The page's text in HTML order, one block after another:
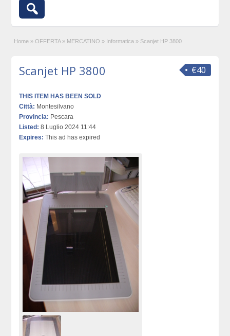
Home » OFFERTA » MERCATINO » Informatica » Scanjet HP 3800
€40
Scanjet HP 3800
THIS ITEM HAS BEEN SOLD
Città: Montesilvano
Provincia: Pescara
Listed: 8 Luglio 2024 11:44
Expires: This ad has expired